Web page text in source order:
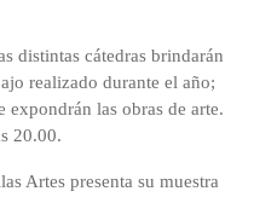
distintas cátedras brindarán
realizado durante el año;
expondrán las obras de arte.
20.00.
Artes presenta su muestra